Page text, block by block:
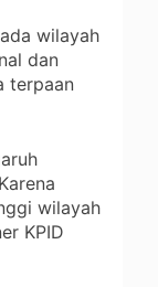
wilayah
dan
terpaan
wilayah
KPID